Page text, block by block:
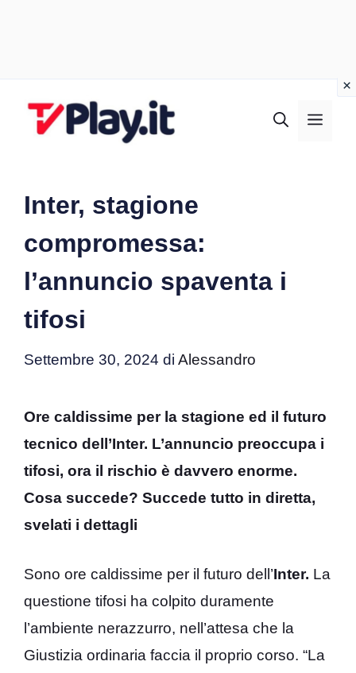
Inter, stagione
compromessa:
l’annuncio spaventa i
tifosi
Settembre 30, 2024 di Alessandro
Ore caldissime per la stagione ed il futuro
tecnico dell’Inter. L’annuncio preoccupa i
tifosi, ora il rischio è davvero enorme.
Cosa succede? Succede tutto in diretta,
svelati i dettagli
Sono ore caldissime per il futuro dell’Inter. La
questione tifosi ha colpito duramente
l’ambiente nerazzurro, nell’attesa che la
Giustizia ordinaria faccia il proprio corso. “La